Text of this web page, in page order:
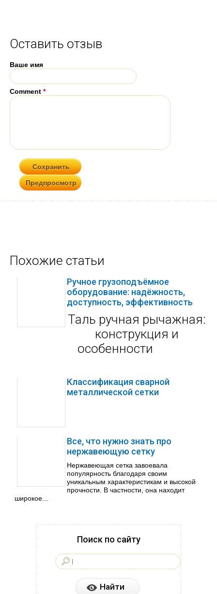
Оставить отзыв
Ваше имя
Comment *
Похожие статьи
Ручное грузоподъёмное
оборудование: надёжность,
доступность, эффективность
Таль ручная рычажная:
конструкция и
особенности
Классификация сварной
металлической сетки
Все, что нужно знать про
нержавеющую сетку
Нержавеющая сетка завоевала
популярность благодаря своим
уникальным характеристикам и высокой
прочности. В частности, она находит
широкое...
Поиск по сайту